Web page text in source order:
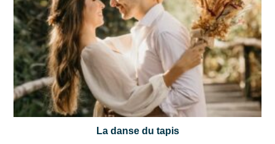
La danse du tapis